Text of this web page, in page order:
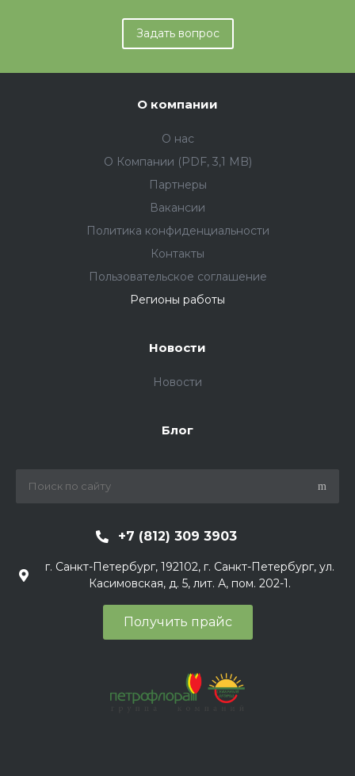
Задать вопрос
О компании
О нас
О Компании (PDF, 3,1 MB)
Партнеры
Вакансии
Политика конфиденциальности
Контакты
Пользовательское соглашение
Регионы работы
Новости
Новости
Блог
+7 (812) 309 3903
г. Санкт-Петербург, 192102, г. Санкт-Петербург, ул.
Касимовская, д. 5, лит. А, пом. 202-1.
Получить прайс